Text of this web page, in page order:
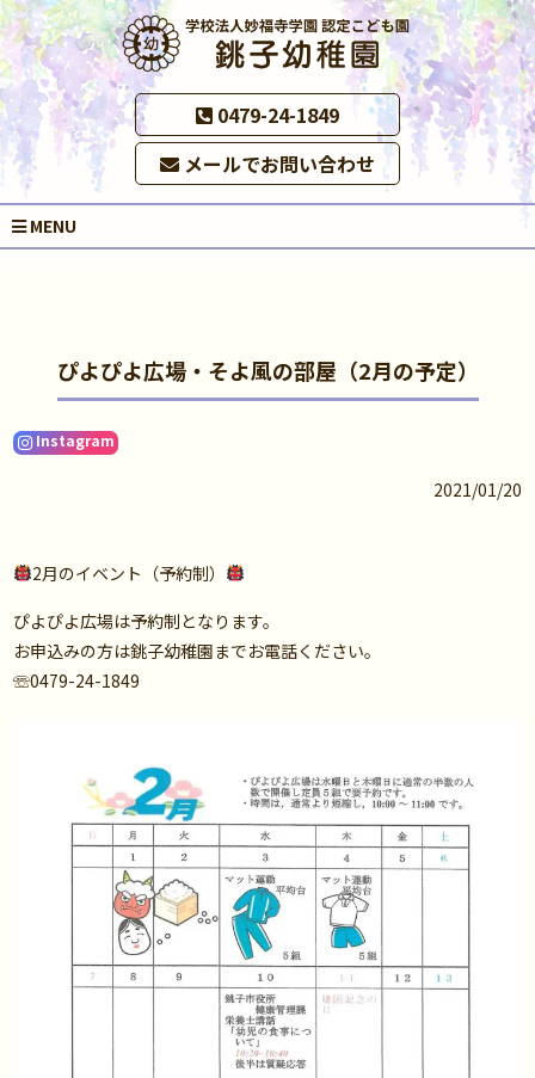
0479-24-1849
メールでお問い合わせ
MENU
ぴよぴよ広場・そよ風の部屋（2月の予定）
Instagram
2021/01/20
2月のイベント（予約制）
ぴよぴよ広場は予約制となります。
お申込みの方は銚子幼稚園までお電話ください。
☏0479-24-1849